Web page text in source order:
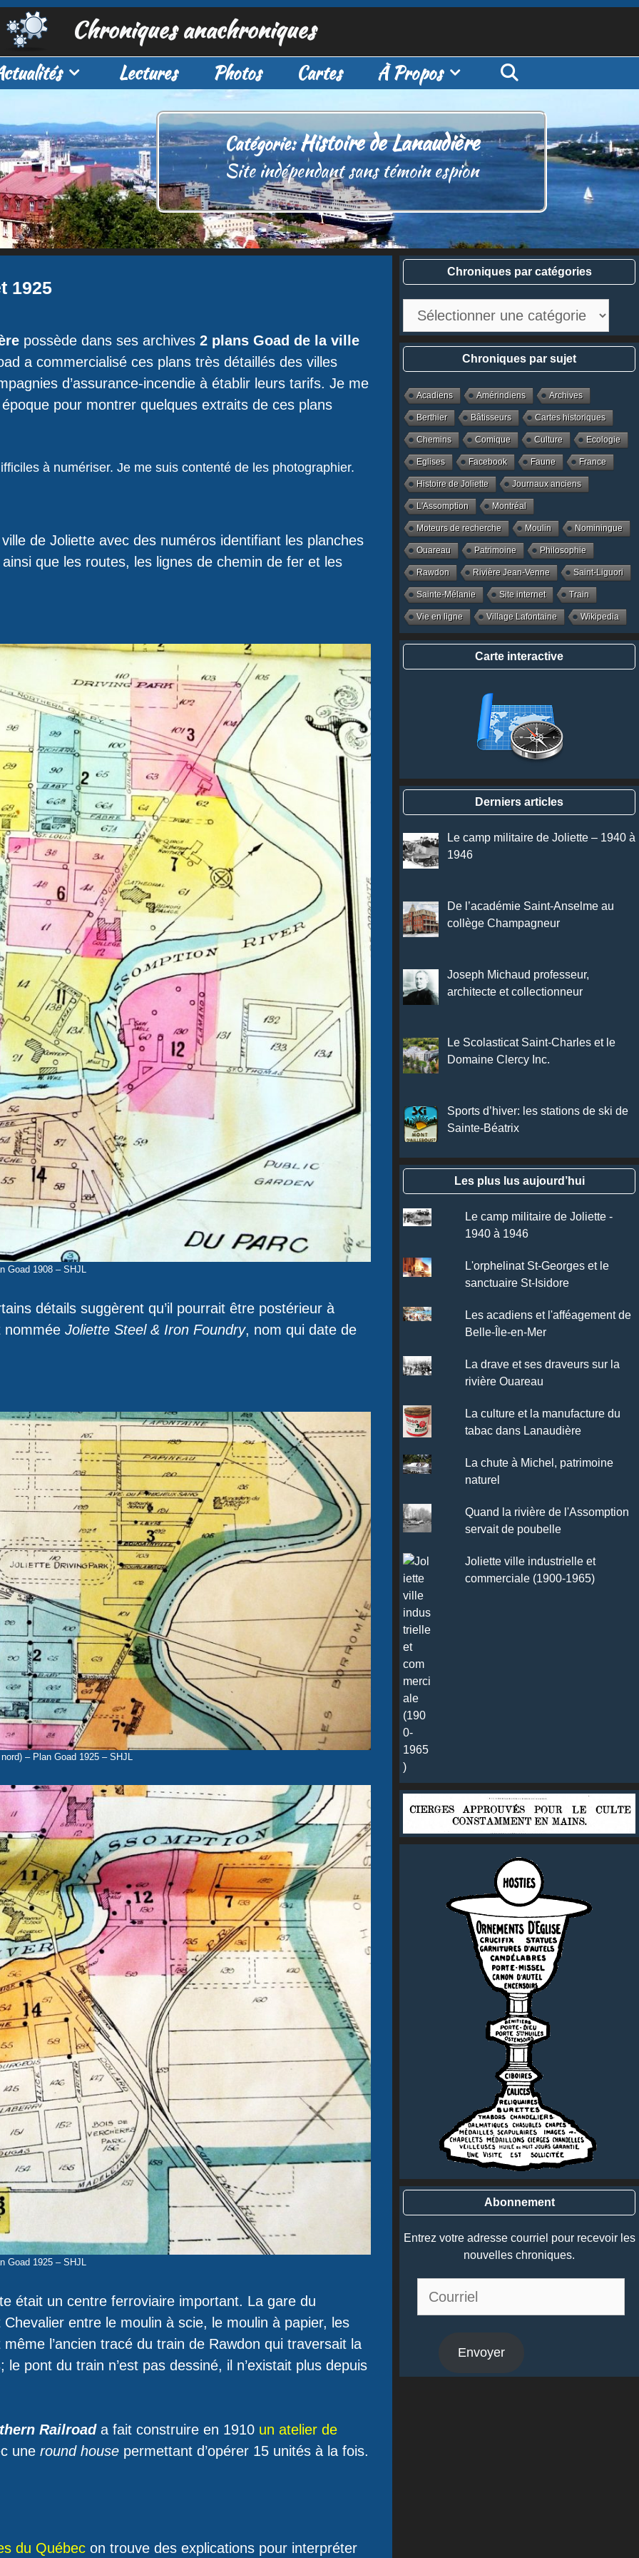
Chroniques anachroniques
Lectures Photos Cartes À Propos
Catégorie:Histoire de Lanaudière
Site indépendant sans témoin espion
1925
possède dans ses archives 2 plans Goad de la ville
a commercialisé ces plans très détaillés des villes
d’assurance-incendie à établir leurs tarifs. Je me
pour montrer quelques extraits de ces plans
à numériser. Je me suis contenté de les photographier.
de Joliette avec des numéros identifiant les planches
que les routes, les lignes de chemin de fer et les
Goad 1908 – SHJL
détails suggèrent qu’il pourrait être postérieur à
Joliette Steel & Iron Foundry, nom qui date de
– Plan Goad 1925 – SHJL
Goad 1925 – SHJL
était un centre ferroviaire important. La gare du
entre le moulin à scie, le moulin à papier, les
l’ancien tracé du train de Rawdon qui traversait la
pont du train n’est pas dessiné, il n’existait plus depuis
Railroada fait construire en 1910 un atelier de
une round house permettant d’opérer 15 unités à la fois.
du Québec on trouve des explications pour interpréter
Chroniques par catégories
catégories
Chroniques par sujet
Acadiens Amérindiens Archives
Berthier Bâtisseurs Cartes historiques
Chemins Comique Culture Ecologie
Eglises Facebook Faune France
Histoire de Joliette Journaux anciens
L'Assomption Montréal
Moteurs de recherche Moulin Nominingue
Ouareau Patrimoine Philosophie
Rawdon Rivière Jean-Venne Saint-Liguori
Sainte-Mélanie Site internet Train
Vie en ligne Village Lafontaine Wikipedia
Carte interactive
Derniers articles
Le camp militaire de Joliette – 1940 à
1946
De l’académie Saint-Anselme au
collège Champagneur
Joseph Michaud professeur,
architecte et collectionneur
Le Scolasticat Saint-Charles et le
Domaine Clercy Inc.
Sports d’hiver: les stations de ski de
Sainte-Béatrix
Les plus lus aujourd’hui
Le camp militaire de Joliette -
1940 à 1946
L'orphelinat St-Georges et le
sanctuaire St-Isidore
Les acadiens et l'afféagement de
Belle-Île-en-Mer
La drave et ses draveurs sur la
rivière Ouareau
La culture et la manufacture du
tabac dans Lanaudière
La chute à Michel, patrimoine
naturel
Quand la rivière de l'Assomption
servait de poubelle
Joliette ville industrielle et
commerciale (1900-1965)
Abonnement
Entrez votre adresse courriel pour recevoir les
nouvelles chroniques.
Envoyer